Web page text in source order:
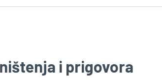
i prigovora